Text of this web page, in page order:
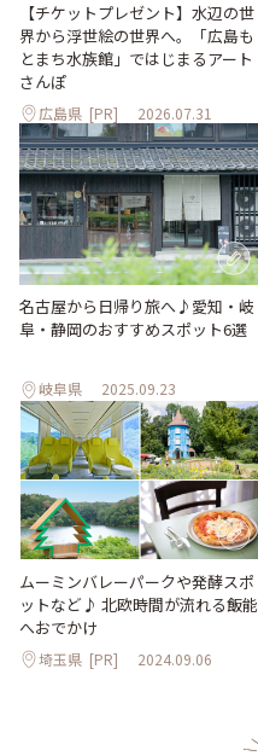
【チケットプレゼント】水辺の世
界から浮世絵の世界へ。「広島も
とまち水族館」ではじまるアート
さんぽ
広島県 [PR] 2026.07.31
名古屋から日帰り旅へ♪愛知・岐
阜・静岡のおすすめスポット6選
岐阜県 2025.09.23
ムーミンバレーパークや発酵スポ
ットなど♪ 北欧時間が流れる飯能
へおでかけ
埼玉県 [PR] 2024.09.06